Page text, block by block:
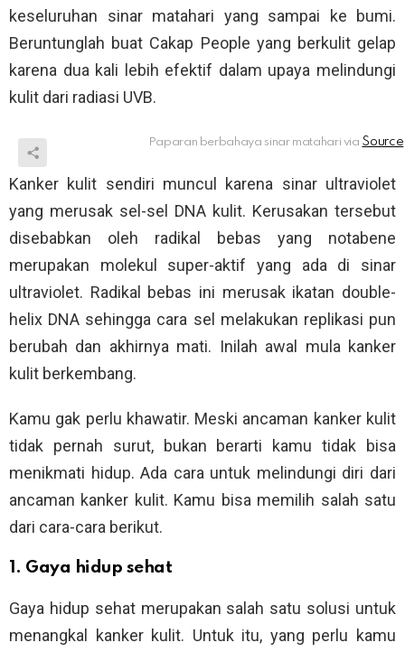
keseluruhan sinar matahari yang sampai ke bumi.
Beruntunglah buat Cakap People yang berkulit gelap
karena dua kali lebih efektif dalam upaya melindungi
kulit dari radiasi UVB.
Paparan berbahaya sinar matahari via
Kanker kulit sendiri muncul karena sinar ultraviolet
yang merusak sel-sel DNA kulit. Kerusakan tersebut
disebabkan oleh radikal bebas yang notabene
merupakan molekul super-aktif yang ada di sinar
ultraviolet. Radikal bebas ini merusak ikatan double-
helix DNA sehingga cara sel melakukan replikasi pun
berubah dan akhirnya mati. Inilah awal mula kanker
kulit berkembang.
Kamu gak perlu khawatir. Meski ancaman kanker kulit
tidak pernah surut, bukan berarti kamu tidak bisa
menikmati hidup. Ada cara untuk melindungi diri dari
ancaman kanker kulit. Kamu bisa memilih salah satu
dari cara-cara berikut.
1. Gaya hidup sehat
Gaya hidup sehat merupakan salah satu solusi untuk
menangkal kanker kulit. Untuk itu, yang perlu kamu